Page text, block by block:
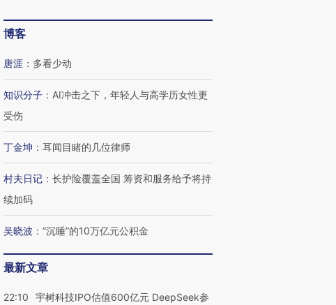
博客
唐涯 ： 多看少动
知识分子 ： AI冲击之下，年轻人与高学历女性更
受伤
丁金坤 ： 耳闻目睹的几位律师
村夫日记 ： 长护险覆盖全国 筹资和服务给予将持
续加码
吴晓波 ： “沉睡”的10万亿元公积金
最新文章
22:10
宇树科技IPO估值600亿元 DeepSeek参